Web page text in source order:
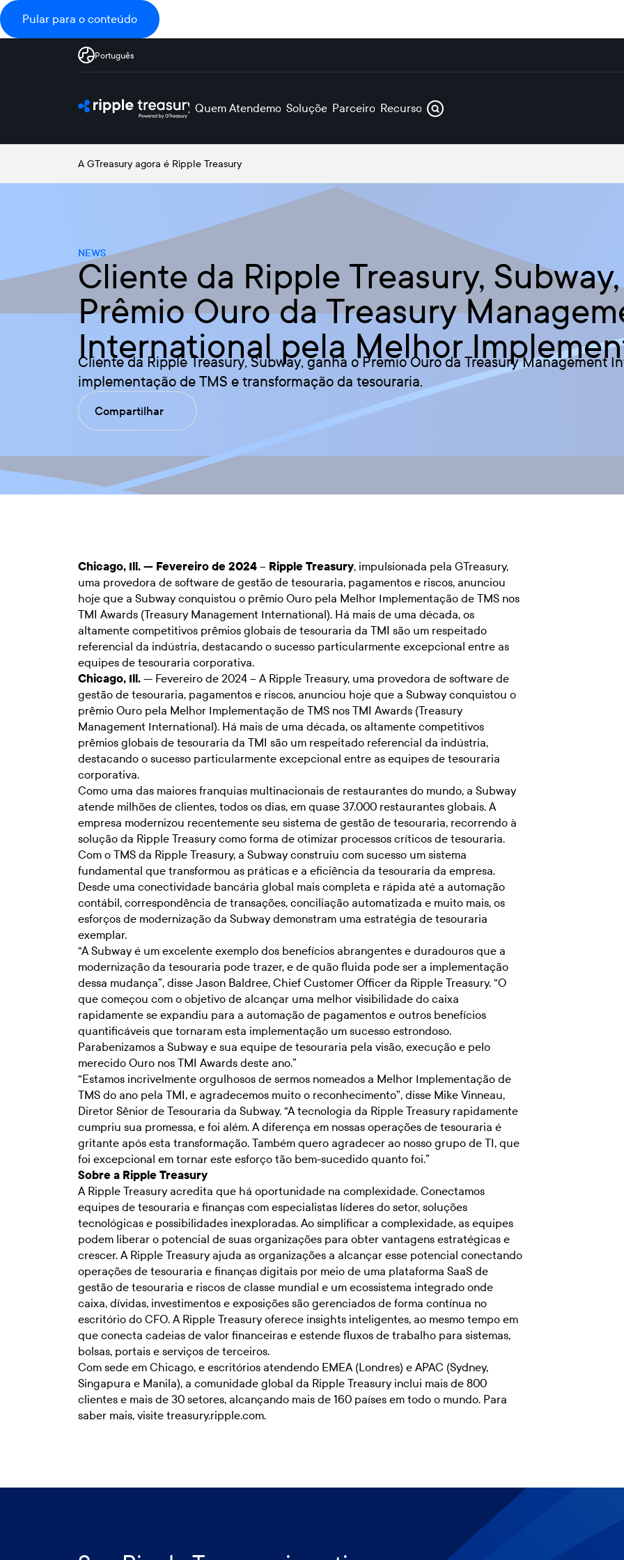
Pular para o conteúdo
Português
Quem Atendemos Soluções Parceiros Recursos
A GTreasury agora é Ripple Treasury
NEWS
Cliente da Ripple Treasury,
Prêmio Ouro da Treasury
International pela Melhor
Cliente da Ripple Treasury, Subway, ganha o Prêmio Ouro da Treasury Management
implementação de TMS e transformação da tesouraria.
Compartilhar
Chicago, Ill. — Fevereiro de 2024 – Ripple Treasury, impulsionada pela GTreasury,
uma provedora de software de gestão de tesouraria, pagamentos e riscos, anunciou
hoje que a Subway conquistou o prêmio Ouro pela Melhor Implementação de TMS nos
TMI Awards (Treasury Management International). Há mais de uma década, os
altamente competitivos prêmios globais de tesouraria da TMI são um respeitado
referencial da indústria, destacando o sucesso particularmente excepcional entre as
equipes de tesouraria corporativa.
Chicago, Ill. — Fevereiro de 2024 – A Ripple Treasury, uma provedora de software de
gestão de tesouraria, pagamentos e riscos, anunciou hoje que a Subway conquistou o
prêmio Ouro pela Melhor Implementação de TMS nos TMI Awards (Treasury
Management International). Há mais de uma década, os altamente competitivos
prêmios globais de tesouraria da TMI são um respeitado referencial da indústria,
destacando o sucesso particularmente excepcional entre as equipes de tesouraria
corporativa.
Como uma das maiores franquias multinacionais de restaurantes do mundo, a Subway
atende milhões de clientes, todos os dias, em quase 37.000 restaurantes globais. A
empresa modernizou recentemente seu sistema de gestão de tesouraria, recorrendo à
solução da Ripple Treasury como forma de otimizar processos críticos de tesouraria.
Com o TMS da Ripple Treasury, a Subway construiu com sucesso um sistema
fundamental que transformou as práticas e a eficiência da tesouraria da empresa.
Desde uma conectividade bancária global mais completa e rápida até a automação
contábil, correspondência de transações, conciliação automatizada e muito mais, os
esforços de modernização da Subway demonstram uma estratégia de tesouraria
exemplar.
“A Subway é um excelente exemplo dos benefícios abrangentes e duradouros que a
modernização da tesouraria pode trazer, e de quão fluida pode ser a implementação
dessa mudança”, disse Jason Baldree, Chief Customer Officer da Ripple Treasury. “O
que começou com o objetivo de alcançar uma melhor visibilidade do caixa
rapidamente se expandiu para a automação de pagamentos e outros benefícios
quantificáveis que tornaram esta implementação um sucesso estrondoso.
Parabenizamos a Subway e sua equipe de tesouraria pela visão, execução e pelo
merecido Ouro nos TMI Awards deste ano.”
“Estamos incrivelmente orgulhosos de sermos nomeados a Melhor Implementação de
TMS do ano pela TMI, e agradecemos muito o reconhecimento”, disse Mike Vinneau,
Diretor Sênior de Tesouraria da Subway. “A tecnologia da Ripple Treasury rapidamente
cumpriu sua promessa, e foi além. A diferença em nossas operações de tesouraria é
gritante após esta transformação. Também quero agradecer ao nosso grupo de TI, que
foi excepcional em tornar este esforço tão bem-sucedido quanto foi.”
Sobre a Ripple Treasury
A Ripple Treasury acredita que há oportunidade na complexidade. Conectamos
equipes de tesouraria e finanças com especialistas líderes do setor, soluções
tecnológicas e possibilidades inexploradas. Ao simplificar a complexidade, as equipes
podem liberar o potencial de suas organizações para obter vantagens estratégicas e
crescer. A Ripple Treasury ajuda as organizações a alcançar esse potencial conectando
operações de tesouraria e finanças digitais por meio de uma plataforma SaaS de
gestão de tesouraria e riscos de classe mundial e um ecossistema integrado onde
caixa, dívidas, investimentos e exposições são gerenciados de forma contínua no
escritório do CFO. A Ripple Treasury oferece insights inteligentes, ao mesmo tempo em
que conecta cadeias de valor financeiras e estende fluxos de trabalho para sistemas,
bolsas, portais e serviços de terceiros.
Com sede em Chicago, e escritórios atendendo EMEA (Londres) e APAC (Sydney,
Singapura e Manila), a comunidade global da Ripple Treasury inclui mais de 800
clientes e mais de 30 setores, alcançando mais de 160 países em todo o mundo. Para
saber mais, visite treasury.ripple.com.